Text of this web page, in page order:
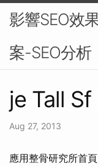
影響SEO效
案-SEO分析
je Tall
Aug 27, 2013
應用整骨研究所首